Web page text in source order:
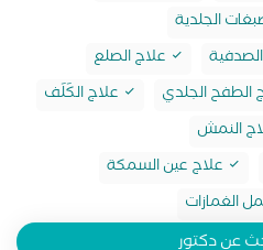
الجلدية
علاج الصلع
الطفح الجلدي
علاج الكَلَف
النمش
علاج عين السمكة
الغمازات
عن دكتور